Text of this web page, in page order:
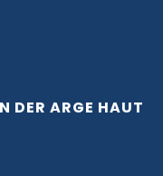
DER ARGE HAUT